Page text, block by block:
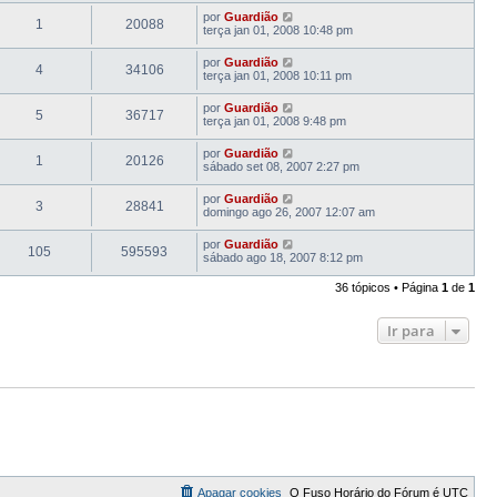
1 20088 por Guardião
terça jan 01, 2008 10:48 pm
4 34106 por Guardião
terça jan 01, 2008 10:11 pm
5 36717 por Guardião
terça jan 01, 2008 9:48 pm
1 20126 por Guardião
sábado set 08, 2007 2:27 pm
3 28841 por Guardião
domingo ago 26, 2007 12:07 am
105 595593 por Guardião
sábado ago 18, 2007 8:12 pm
36 tópicos • Página 1 de 1
Ir para
O Fuso Horário do Fórum é UTC
Apagar cookies